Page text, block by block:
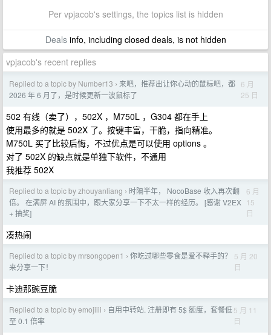
Per vpjacob's settings, the topics list is hidden
Dealsinfo, including closed deals, is not hidden
vpjacob's recent replies
Replied to a topic by Number13 › 来吧，推荐出让你心动的鼠标吧，都
2026 年 6 月了，是时候更新一波鼠标了
6 月
25 日
502 有线（卖了），502X ，M750L ，G304 都在手上
使用最多的就是 502X 了。按键丰富，干脆，指向精准。
M750L 买了比较后悔，不过优点是可以使用 options 。
对了 502X 的缺点就是单独下软件，不通用
我推荐 502X
Replied to a topic by zhouyanliang › 时隔半年， NocoBase 收入再次翻
倍。 在满屏 AI 的氛围中，跟大家分享一下不太一样的经历。 [感谢 V2EX
+ 抽奖]
6 月
15
日
凑热闹
Replied to a topic by mrsongopen1 › 你吃过哪些零食是爱不释手的？
来分享一下！
5 月 20
日
卡迪那豌豆脆
Replied to a topic by emojiiii › 自用中转站. 注册即有 5$ 额度，套餐低
至 0.1 倍率
5 月 11
日